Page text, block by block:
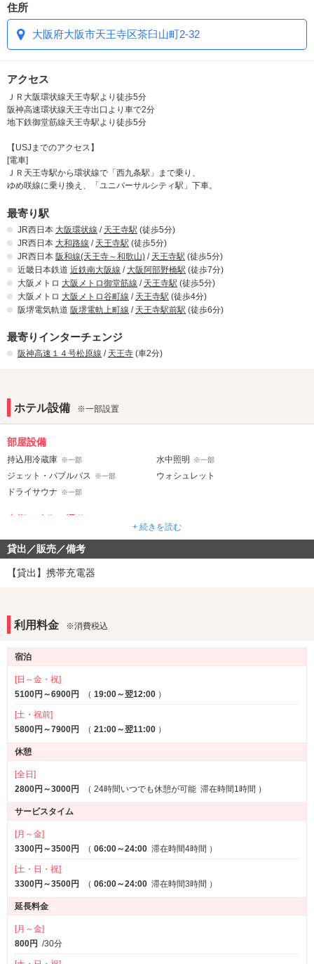
住所
大阪府大阪市天王寺区茶臼山町2-32
アクセス
ＪＲ大阪環状線天王寺駅より徒歩5分
阪神高速環状線天王寺出口より車で2分
地下鉄御堂筋線天王寺駅より徒歩5分
【USJまでのアクセス】
[電車]
ＪＲ天王寺駅から環状線で「西九条駅」まで乗り、
ゆめ咲線に乗り換え、「ユニバーサルシティ駅」下車。
最寄り駅
JR西日本 大阪環状線 / 天王寺駅 (徒歩5分)
JR西日本 大和路線 / 天王寺駅 (徒歩5分)
JR西日本 阪和線(天王寺～和歌山) / 天王寺駅 (徒歩5分)
近畿日本鉄道 近鉄南大阪線 / 大阪阿部野橋駅 (徒歩7分)
大阪メトロ 大阪メトロ御堂筋線 / 天王寺駅 (徒歩5分)
大阪メトロ 大阪メトロ谷町線 / 天王寺駅 (徒歩4分)
阪堺電気軌道 阪堺電軌上町線 / 天王寺駅前駅 (徒歩6分)
最寄りインターチェンジ
阪神高速１４号松原線 / 天王寺 (車2分)
ホテル設備 ※一部設置
部屋設備
持込用冷蔵庫 ※一部 水中照明 ※一部
ジェット・バブルバス ※一部
ウォシュレット
ドライサウナ
※一部
カラオケ
VOD
TVゲーム
有線LAN
カールドライヤー
ルームサービス
+ 続きを読む
貸出／販売／備考
【貸出】携帯充電器
利用料金 ※消費税込
宿泊
[日～金・祝]
5100円～6900円
（ 19:00～翌12:00 ）
[土・祝前]
5800円～7900円
（ 21:00～翌11:00 ）
休憩
[全日]
2800円～3000円
（ 24時間いつでも休憩が可能 滞在時間1時間 ）
サービスタイム
[月～金]
3300円～3500円
（ 06:00～24:00 滞在時間4時間 ）
[土・日・祝]
3300円～3500円
（ 06:00～24:00 滞在時間3時間 ）
延長料金
[月～金]
800円 /30分